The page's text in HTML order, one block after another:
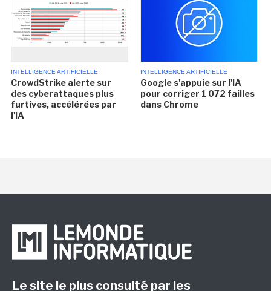
INTELLIGENCE ARTIFICIELLE
CrowdStrike alerte sur
des cyberattaques plus
furtives, accélérées par
l'IA
INTELLIGENCE ARTIFICIELLE
Google s'appuie sur l'IA
pour corriger 1 072 failles
dans Chrome
Le site le plus consulté par les